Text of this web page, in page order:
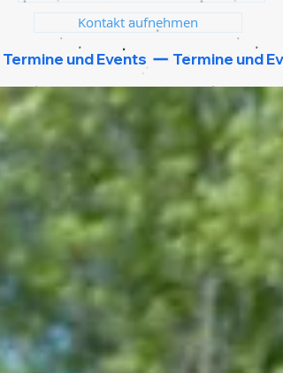
schnellstmöglich bei dir melden!
Kontakt aufnehmen
Termine und Events